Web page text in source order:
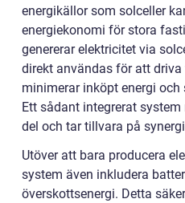
energikällor som solceller
energiekonomi för stora
genererar elektricitet via
direkt användas för att
minimerar inköpt energi
Ett sådant integrerat
del och tar tillvara på
Utöver att bara producera
system även inkludera
överskottsenergi. Detta